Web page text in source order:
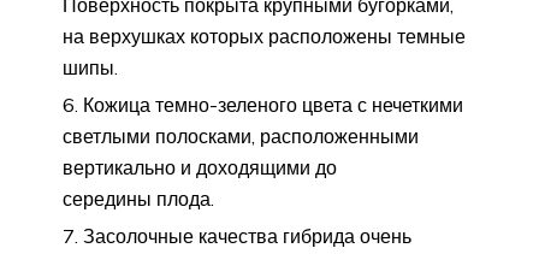
Поверхность покрыта крупными бугорками,
на верхушках которых расположены темные
шипы.
Кожица темно-зеленого цвета с нечеткими
светлыми полосками, расположенными
вертикально и доходящими до
середины плода.
Засолочные качества гибрида очень